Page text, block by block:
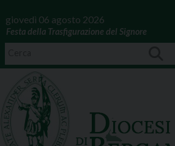
giovedì 06 agosto 2026
Festa della Trasfigurazione del Signore